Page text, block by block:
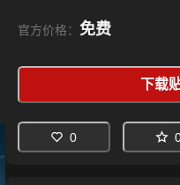
官方价格： 免费
下载
0